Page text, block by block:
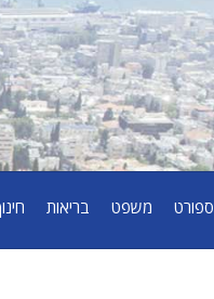
ספורט משפט בריאות